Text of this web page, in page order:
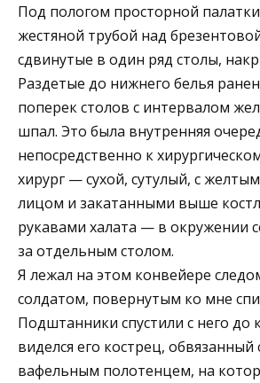
Под пологом просторной
жестяной трубой над
сдвинутые в один ряд столы,
Раздетые до нижнего белья
поперек столов с интервалом
шпал. Это была внутренняя
непосредственно к
хирург — сухой, сутулый, с
лицом и закатанными выше
рукавами халата — в окружении
за отдельным столом.
Я лежал на этом конвейере
солдатом, повернутым ко мне
Подштанники спустили с него до
виделся его кострец, обвязанный
вафельным полотенцем, на